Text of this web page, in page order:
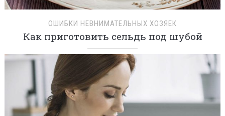
ОШИБКИ НЕВНИМАТЕЛЬНЫХ ХОЗЯЕК
Как приготовить сельдь под шубой